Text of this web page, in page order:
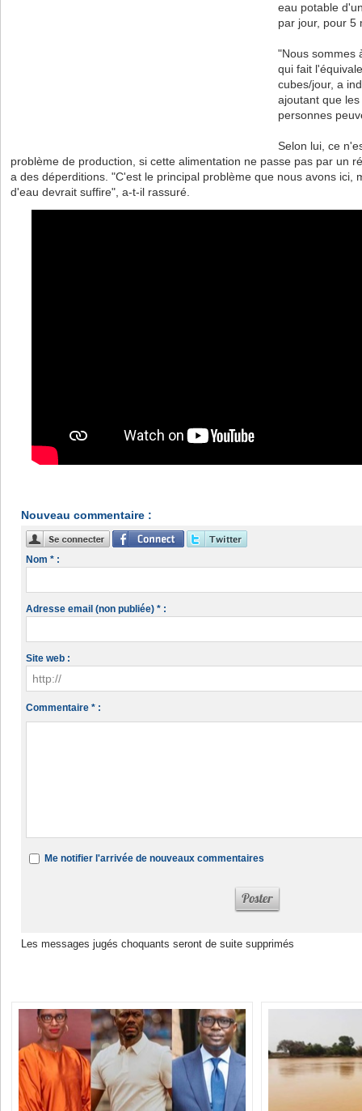
eau potable
par jour, pour 5
"Nous sommes
qui fait
cubes/jour, a
ajoutant que
personnes
Selon lui, ce
problème de production, si cette alimentation ne passe pas par un
a des déperditions. "C'est le principal problème que nous avons ici,
d'eau devrait suffire", a-t-il rassuré.
Nouveau commentaire :
Nom * :
Adresse email (non publiée) * :
Site web :
Commentaire * :
Me notifier l'arrivée de nouveaux commentaires
Les messages jugés choquants seront de suite supprimés